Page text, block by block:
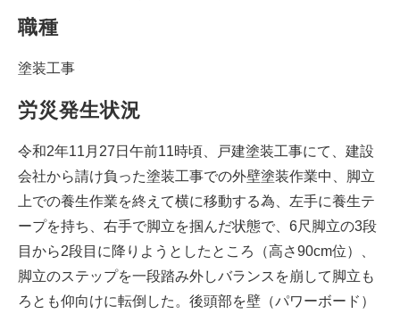
職種
塗装工事
労災発生状況
令和2年11月27日午前11時頃、戸建塗装工事にて、建設
会社から請け負った塗装工事での外壁塗装作業中、脚立
上での養生作業を終えて横に移動する為、左手に養生テ
ープを持ち、右手で脚立を掴んだ状態で、6尺脚立の3段
目から2段目に降りようとしたところ（高さ90cm位）、
脚立のステップを一段踏み外しバランスを崩して脚立も
ろとも仰向けに転倒した。後頭部を壁（パワーボード）